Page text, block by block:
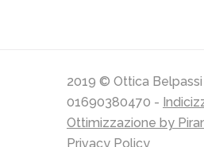
2019 © Ottica Belpassi
01690380470 -
Ottimizzazione by
Privacy Policy